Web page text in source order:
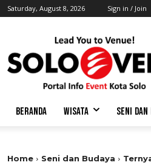
Saturday, August 8, 2026 Sign in / Join
BERANDA WISATA SENI DAN
Home Seni dan Budaya